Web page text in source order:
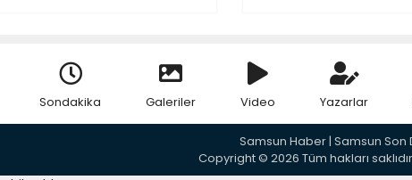
Sondakika Galeriler Video Yazarlar
Samsun Haber | Samsun
Copyright © 2026 Tüm hakları